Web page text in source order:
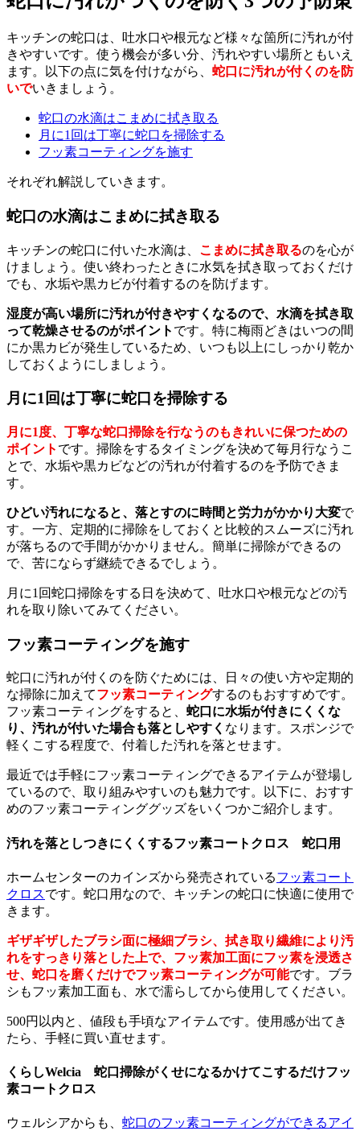
キッチンの蛇口は、吐水口や根元など様々な箇所に汚れが付
きやすいです。使う機会が多い分、汚れやすい場所ともいえ
ます。以下の点に気を付けながら、 蛇口に汚れが付くのを防
いでいきましょう。
蛇口の水滴はこまめに拭き取る
月に1回は丁寧に蛇口を掃除する
フッ素コーティングを施す
それぞれ解説していきます。
蛇口の水滴はこまめに拭き取る
キッチンの蛇口に付いた水滴は、 こまめに拭き取るのを心が
けましょう。使い終わったときに水気を拭き取っておくだけ
でも、水垢や黒カビが付着するのを防げます。
湿度が高い場所に汚れが付きやすくなるので、水滴を拭き取
って乾燥させるのがポイント です。特に梅雨どきはいつの間
にか黒カビが発生しているため、いつも以上にしっかり乾か
しておくようにしましょう。
月に1回は丁寧に蛇口を掃除する
月に1度、丁寧な蛇口掃除を行なうのもきれいに保つための
ポイント です。掃除をするタイミングを決めて毎月行なうこ
とで、水垢や黒カビなどの汚れが付着するのを予防できま
す。
ひどい汚れになると、落とすのに時間と労力がかかり大変で
す。一方、定期的に掃除をしておくと比較的スムーズに汚れ
が落ちるので手間がかかりません。簡単に掃除ができるの
で、苦にならず継続できるでしょう。
月に1回蛇口掃除をする日を決めて、吐水口や根元などの汚
れを取り除いてみてください。
フッ素コーティングを施す
蛇口に汚れが付くのを防ぐためには、日々の使い方や定期的
な掃除に加えてフッ素コーティングするのもおすすめです。
フッ素コーティングをすると、 蛇口に水垢が付きにくくな
り、汚れが付いた場合も落としやすく なります。スポンジで
軽くこする程度で、付着した汚れを落とせます。
最近では手軽にフッ素コーティングできるアイテムが登場し
ているので、取り組みやすいのも魅力です。以下に、おすす
めのフッ素コーティンググッズをいくつかご紹介します。
汚れを落としつきにくくするフッ素コートクロス 蛇口用
ホームセンターのカインズから発売されているフッ素コート
クロスです。蛇口用なので、キッチンの蛇口に快適に使用で
きます。
ギザギザしたブラシ面に極細ブラシ、拭き取り繊維により汚
れをすっきり落とした上で、フッ素加工面にフッ素を浸透さ
せ、蛇口を磨くだけでフッ素コーティングが可能です。ブラ
シもフッ素加工面も、水で濡らしてから使用してください。
500円以内と、値段も手頃なアイテムです。使用感が出てき
たら、手軽に買い直せます。
くらしWelcia 蛇口掃除がくせになるかけてこするだけフッ
素コートクロス
ウェルシアからも、 蛇口のフッ素コーティングができるアイ